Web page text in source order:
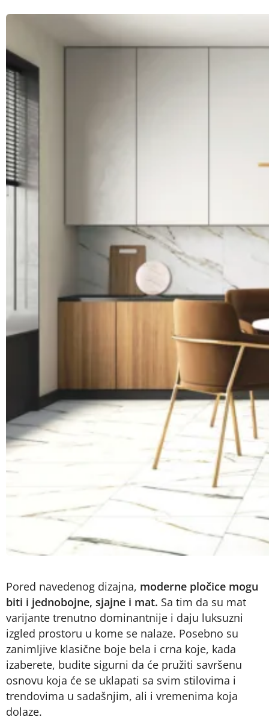
Pored navedenog dizajna, moderne pločice mogu
biti i jednobojne, sjajne i mat. Sa tim da su mat
varijante trenutno dominantnije i daju luksuzni
izgled prostoru u kome se nalaze. Posebno su
zanimljive klasične boje bela i crna koje, kada
izaberete, budite sigurni da će pružiti savršenu
osnovu koja će se uklapati sa svim stilovima i
trendovima u sadašnjim, ali i vremenima koja
dolaze.